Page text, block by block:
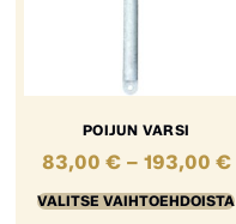
POIJUN VARSI
83,00 € – 193,00 €
VALITSE VAIHTOEHDOISTA